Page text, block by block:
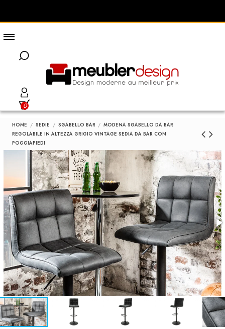
0
HOME SEDIE SGABELLO BAR
MODENA SGABELLO DA BAR
REGOLABILE IN ALTEZZA GRIGIO VINTAGE SEDIA DA BAR CON
POGGIAPIEDI